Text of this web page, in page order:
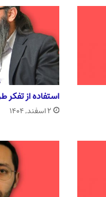
استفاده از تفکر
۲ اسفند, ۱۴۰۴